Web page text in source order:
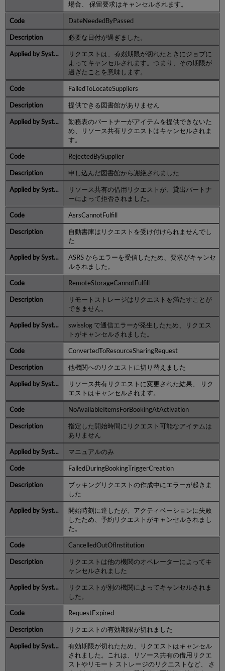
場合、 保留要求はキャンセルされます。
DateNeededByPassed
必要な日付が過ぎました。
リクエストは、 有効期限が切れたときにジョブに
よってキャンセルされます。つまり、その期限が
過ぎたことを意味します。
FailedToLocateSuppliers
提供できる図書館がありません
勤務表のパートナーがアイテムを提供できないた
め、リソース共有リクエストはキャンセルされま
す。
RejectedBySupplier
申し込んだ図書館から謝絶されました
リソース共有の借用リクエストが、貸出パートナ
ーによって拒否されました。
AsrsCannotFulfill
自動書庫はリクエストを受け付けられませんでし
た
ASRS からエラーを受信したため、要求がキャンセ
ルされました。
RemoteStorageCannotFulfill
リモートストレージはリクエストを満たすことが
できません。
swisslog で通信エラーが発生したため、リクエス
トがキャンセルされました。
ConvertedToResourceSharingRequest
他機関へのリクエストに切り替えました
リソース共有リクエストに変更された結果、 リク
エストはキャンセルされます。
NoAvailableItemsForBookingAtActivation
指定した開始時間にリクエスト可能なアイテムは
ありません
マニュアルのみ
FailedDuringBookingTriggerCreation
ブッキングリクエストの作成中にエラーが起きま
した
開始時刻に達したが、アクティベーションに失敗
したため、予約リクエストがキャンセルされまし
た。
CancelledOutOfInstitution
リクエストは他の機関のオペレーターによってキ
ャンセルされました
リクエストが別の機関によってキャンセルされま
した。
RequestExpired
リクエストの有効期限が切れました
有効期限が切れたため、リクエストはキャンセル
されました。これは、リソース共有の借用リクエ
ストやリモート ストレージのリクエストなど、 さ